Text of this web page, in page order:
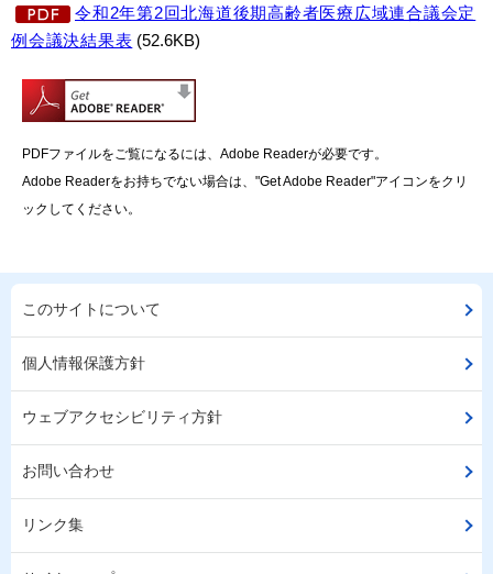
令和2年第2回北海道後期高齢者医療広域連合議会定
例会議決結果表 (52.6KB)
PDFファイルをご覧になるには、Adobe Readerが必要です。
Adobe Readerをお持ちでない場合は、"Get Adobe Reader"アイコンをクリ
ックしてください。
このサイトについて
個人情報保護方針
ウェブアクセシビリティ方針
お問い合わせ
リンク集